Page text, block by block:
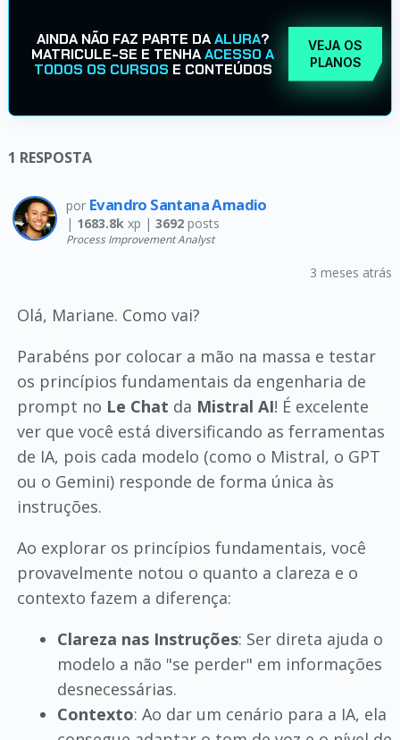
AINDA NÃO FAZ PARTE DAALURA?
MATRICULE-SE E TENHAACESSO A
TODOS OS CURSOS E CONTEÚDOS
VEJA OS
PLANOS
1 RESPOSTA
por Evandro Santana Amadio
| 1683.8kxp | 3692posts
Process Improvement Analyst
3 meses atrás
Olá, Mariane. Como vai?
Parabéns por colocar a mão na massa e testar
os princípios fundamentais da engenharia de
prompt no Le Chat da Mistral AI! É excelente
ver que você está diversificando as ferramentas
de IA, pois cada modelo (como o Mistral, o GPT
ou o Gemini) responde de forma única às
instruções.
Ao explorar os princípios fundamentais, você
provavelmente notou o quanto a clareza e o
contexto fazem a diferença:
Clareza nas Instruções: Ser direta ajuda o
modelo a não "se perder" em informações
desnecessárias.
Contexto: Ao dar um cenário para a IA, ela